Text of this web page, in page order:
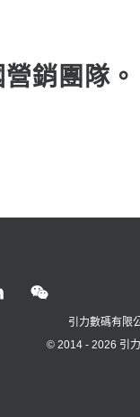
銷團隊。
W
e
x
引力數碼有限
© 2014 - 2026 引